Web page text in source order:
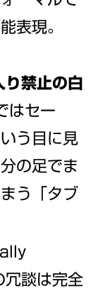
表現。
り禁止の白
はセー
う目に見
の足でま
う「タブ
談は完全